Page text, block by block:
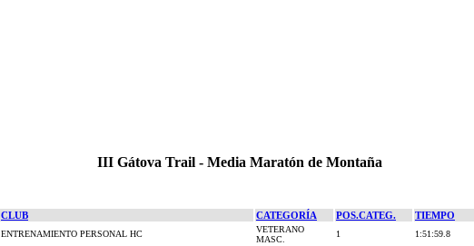
III Gátova Trail - Media Maratón de Montaña
CLUB CATEGORÍA POS.CATEG. TIEMPO
ENTRENAMIENTO PERSONAL HC
VETERANO
MASC.
1 1:51:59.8